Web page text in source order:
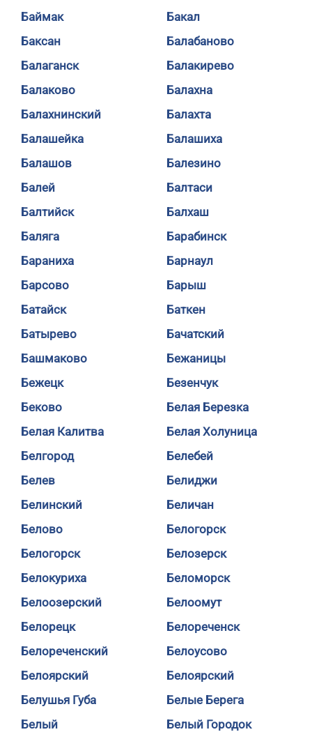
Баймак
Бакал
Баксан
Балабаново
Балаганск
Балакирево
Балаково
Балахна
Балахнинский
Балахта
Балашейка
Балашиха
Балашов
Балезино
Балей
Балтаси
Балтийск
Балхаш
Баляга
Барабинск
Бараниха
Барнаул
Барсово
Барыш
Батайск
Баткен
Батырево
Бачатский
Башмаково
Бежаницы
Бежецк
Безенчук
Беково
Белая Березка
Белая Калитва
Белая Холуница
Белгород
Белебей
Белев
Белиджи
Белинский
Беличан
Белово
Белогорск
Белогорск
Белозерск
Белокуриха
Беломорск
Белоозерский
Белоомут
Белорецк
Белореченск
Белореченский
Белоусово
Белоярский
Белоярский
Белушья Губа
Белые Берега
Белый
Белый Городок